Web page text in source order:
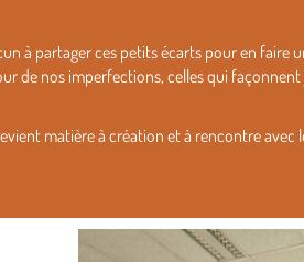
à partager ces petits écarts pour en faire
de nos imperfections, celles qui
matière à création et à rencontre avec